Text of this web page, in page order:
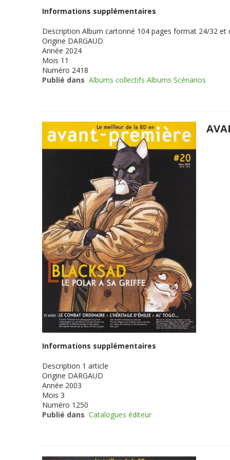
Informations supplémentaires
Description Album cartonné 104 pages format 24/32 et
Origine DARGAUD
Année 2024
Mois 11
Numéro 2418
Publié dans Albums collectifs Albums Scénarios
Informations supplémentaires
Description 1 article
Origine DARGAUD
Année 2003
Mois 3
Numéro 1250
Publié dans Catalogues éditeur